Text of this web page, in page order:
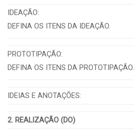
IDEAÇÃO:
DEFINA OS ITENS DA IDEAÇÃO.
PROTOTIPAÇÃO:
DEFINA OS ITENS DA PROTOTIPAÇÃO.
IDEIAS E ANOTAÇÕES:
2. REALIZAÇÃO (DO)